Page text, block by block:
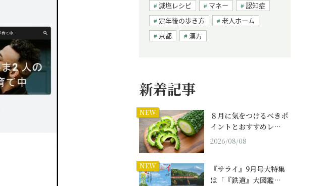
減塩レシピ
マネー
認知症
定年後の歩き方
老人ホーム
京都
漢方
新着記事
NEW
８月に気をつけるべきポ
イントとおすすめレ…
2026/08/08
NEW
『サライ』9月号大特集
は「『鉄道』大図鑑…